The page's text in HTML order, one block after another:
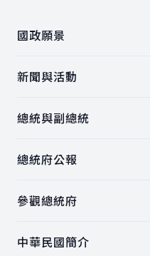
國政願景
新聞與活動
總統與副總統
總統府公報
參觀總統府
中華民國簡介